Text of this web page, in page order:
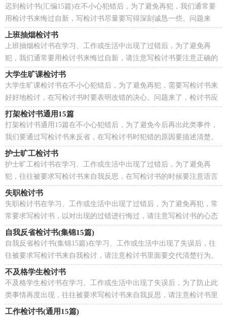
迟到检讨书(汇编15篇)在不小心犯错后，为了避免再犯，我们通常要
用检讨书来悔过自新，写检讨书尽量要写得深刻诚恳一些。问题来
了，检讨书应该怎么写？以下是小编精心整理的迟到检讨书...
上班抽烟检讨书
上班抽烟检讨书在学习、工作或生活中出现了过错后，为了避免再
犯，我们通常要用检讨书来悔过自新，请注意写检讨书要注意正确的
格式。其实很多朋友都不知道怎么写检讨书吧！以下是小...
大学生旷课检讨书
大学生旷课检讨书在不小心犯错后，为了避免再犯，需要写检讨书来
好好地检讨，在写检讨书时要表明改错的决心。问题来了，检讨书应
该怎么写？下面是小编整理的大学生旷课检讨书，欢迎大家...
打架检讨书通用15篇
打架检讨书通用15篇在不小心犯错后，为了避免今后再出此类事件，
我们要通过写检讨书来反省，在写检讨书时犯错的原因要描述清楚。
你还在为写检讨书而苦恼吗？下面是小编帮大家整理的...
护士旷工检讨书
护士旷工检讨书在学习、工作或生活中出现了过错后，为了避免再
犯，往往被要求写检讨书来自我反思，在写检讨书的时候要注意语言
真挚。但是你知道怎样才能写的好吗？下面是小编收集整...
失职检讨书
失职检讨书在学习、工作或生活中出现了过错后，为了避免再犯，常
常要求写检讨书，以对出现的过错进行悔过，请注意写检讨书的心态
要端正。还是对检讨书一筹莫展吗？以下是小编帮大家整...
自我反省检讨书(集锦15篇)
自我反省检讨书(集锦15篇)在学习、工作或生活中出现了失误后，往
往被要求写检讨书来自我检讨，请注意检讨书里面要交代清楚行为。
写检讨书需要注意哪些问题呢？以下是小编为大家收...
不及格学生检讨书
不及格学生检讨书在学习、工作或生活中出现了失误后，为了防止此
类事情再度出现，往往被要求写检讨书来自我反思，请注意检讨书里
面要交代清楚行为。那么对应的检讨书到底怎么写呢...
工作检讨书(通用15篇)